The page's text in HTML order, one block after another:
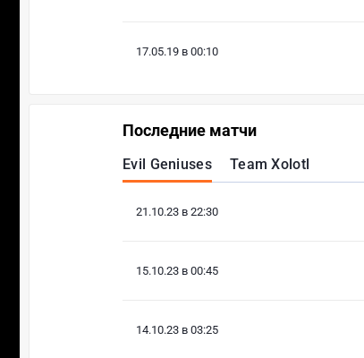
17.05.19 в 00:10
Последние матчи
Evil Geniuses Team Xolotl
21.10.23 в 22:30
15.10.23 в 00:45
14.10.23 в 03:25